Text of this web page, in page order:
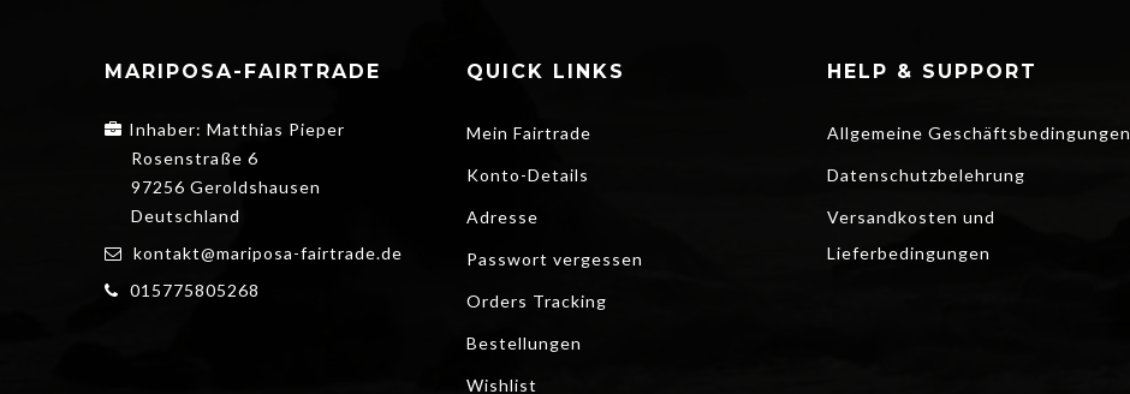
MARIPOSA-FAIRTRADE
Inhaber: Matthias Pieper
Rosenstraße 6
97256 Geroldshausen
Deutschland
kontakt@mariposa-fairtrade.de
015775805268
QUICK LINKS
Mein Fairtrade
Konto-Details
Adresse
Passwort vergessen
Orders Tracking
Bestellungen
Wishlist
HELP & SUPPORT
Allgemeine Geschäftsbedingungen
Datenschutzbelehrung
Versandkosten und
Lieferbedingungen